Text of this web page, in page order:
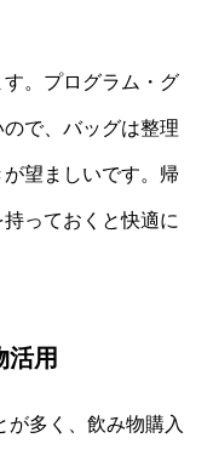
。プログラム・グ
で、バッグは整理
望ましいです。帰
っておくと快適に
活用
多く、飲み物購入